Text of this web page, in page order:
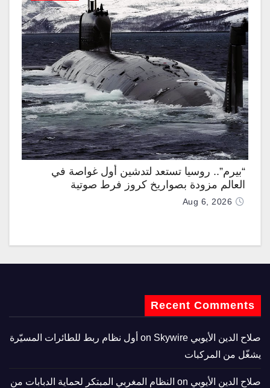
“بيرم”.. روسيا تستعد لتدشين أول غواصة في
العالم مزودة بصواريخ كروز فرط صوتية
Aug 6, 2026
Recent Comments
صلاح الدين الأيوبي
Skywire أول نظام ربط للطائرات المسيّرة
يشغّل من المركبات
صلاح الدين الأيوبي
النظام المغربي المبتكر لحماية الدبابات من